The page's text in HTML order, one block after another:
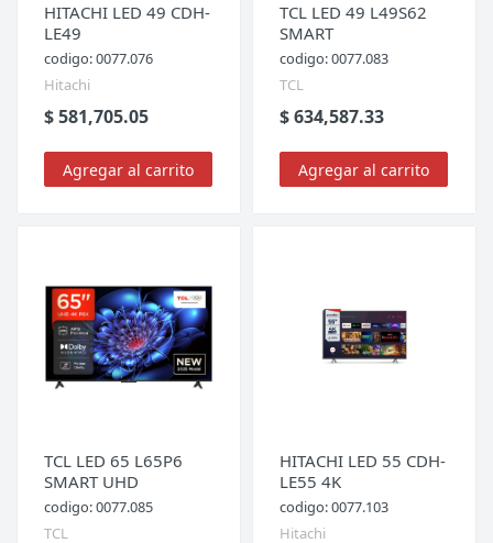
HITACHI LED 49 CDH-
LE49
codigo: 0077.076
Hitachi
$ 581,705.05
Agregar al carrito
TCL LED 49 L49S62
SMART
codigo: 0077.083
TCL
$ 634,587.33
Agregar al carrito
TCL LED 65 L65P6
SMART UHD
codigo: 0077.085
TCL
HITACHI LED 55 CDH-
LE55 4K
codigo: 0077.103
Hitachi